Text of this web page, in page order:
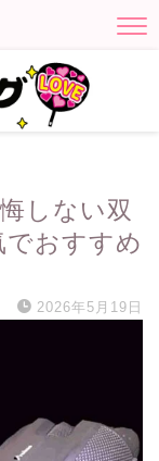
しない双
でおすすめ
2026年5月19日